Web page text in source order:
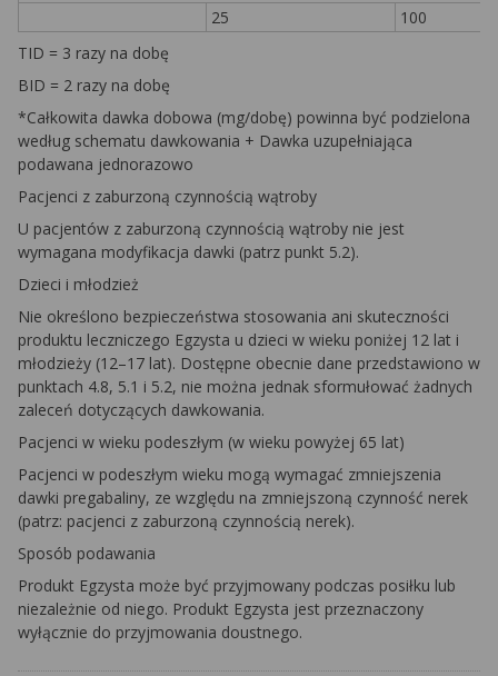
25
100
TID = 3 razy na dobę
BID = 2 razy na dobę
*Całkowita dawka dobowa (mg/dobę) powinna być podzielona
według schematu dawkowania + Dawka uzupełniająca
podawana jednorazowo
Pacjenci z zaburzoną czynnością wątroby
U pacjentów z zaburzoną czynnością wątroby nie jest
wymagana modyfikacja dawki (patrz punkt 5.2).
Dzieci i młodzież
Nie określono bezpieczeństwa stosowania ani skuteczności
produktu leczniczego Egzysta u dzieci w wieku poniżej 12 lat i
młodzieży (12–17 lat). Dostępne obecnie dane przedstawiono w
punktach 4.8, 5.1 i 5.2, nie można jednak sformułować żadnych
zaleceń dotyczących dawkowania.
Pacjenci w wieku podeszłym (w wieku powyżej 65 lat)
Pacjenci w podeszłym wieku mogą wymagać zmniejszenia
dawki pregabaliny, ze względu na zmniejszoną czynność nerek
(patrz: pacjenci z zaburzoną czynnością nerek).
Sposób podawania
Produkt Egzysta może być przyjmowany podczas posiłku lub
niezależnie od niego. Produkt Egzysta jest przeznaczony
wyłącznie do przyjmowania doustnego.